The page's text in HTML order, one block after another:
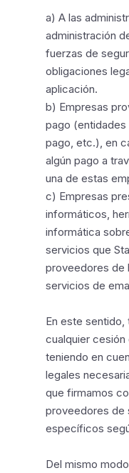
a) A las
administración
fuerzas de
obligaciones
aplicación.
b) Empresas
pago (entidades
pago, etc.), en
algún pago a
una de estas
c) Empresas
informáticos,
informática
servicios que
proveedores de
servicios de
En este
cualquier cesión
teniendo en
legales
que firmamos
proveedores de
específicos
Del mismo